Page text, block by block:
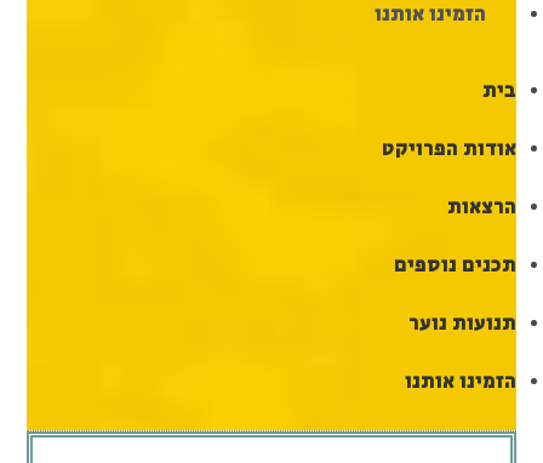
הזמינו אותנו
בית
אודות הפרויקט
הרצאות
תכנים נוספים
תנועות נוער
הזמינו אותנו